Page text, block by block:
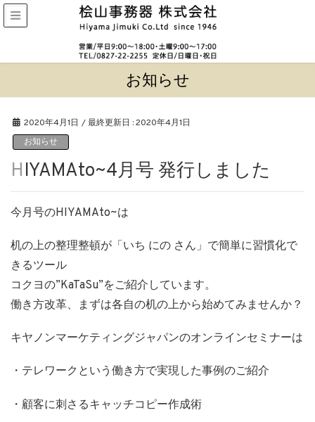
お知らせ
2020年4月1日 / 最終更新日 :2020年4月1日
お知らせ
HIYAMAto~4月号 発行しました
今月号のHIYAMAto~は
机の上の整理整頓が「いち にの さん」で簡単に習慣化で
きるツール
コクヨの”KaTaSu”をご紹介しています。
働き方改革、まずは各自の机の上から始めてみませんか？
キヤノンマーケティングジャパンのオンラインセミナーは
・テレワークという働き方で実現した事例のご紹介
・顧客に刺さるキャッチコピー作成術